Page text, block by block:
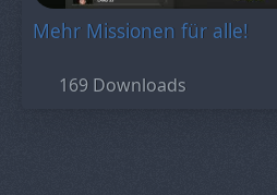
Mehr Missionen für alle!
169 Downloads